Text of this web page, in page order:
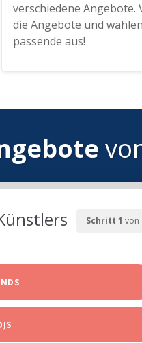
verschiedene Angebote.
die Angebote und
passende aus!
Schritt 1 von